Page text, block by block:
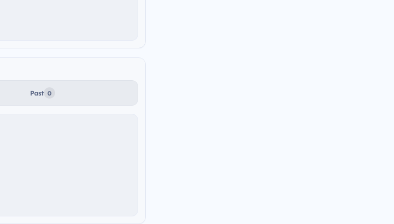
Past 0